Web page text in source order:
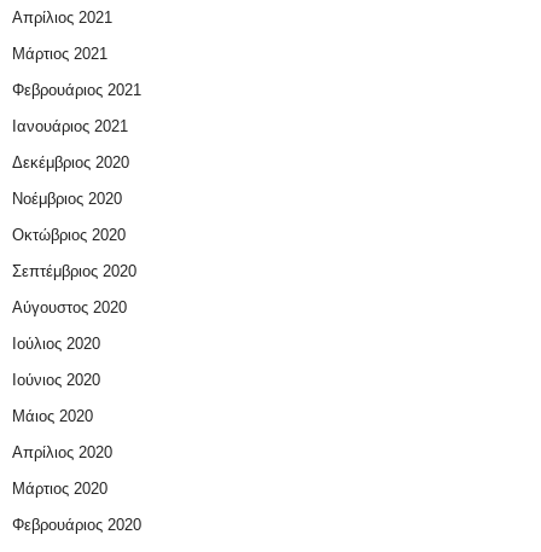
Απρίλιος 2021
Μάρτιος 2021
Φεβρουάριος 2021
Ιανουάριος 2021
Δεκέμβριος 2020
Νοέμβριος 2020
Οκτώβριος 2020
Σεπτέμβριος 2020
Αύγουστος 2020
Ιούλιος 2020
Ιούνιος 2020
Μάιος 2020
Απρίλιος 2020
Μάρτιος 2020
Φεβρουάριος 2020